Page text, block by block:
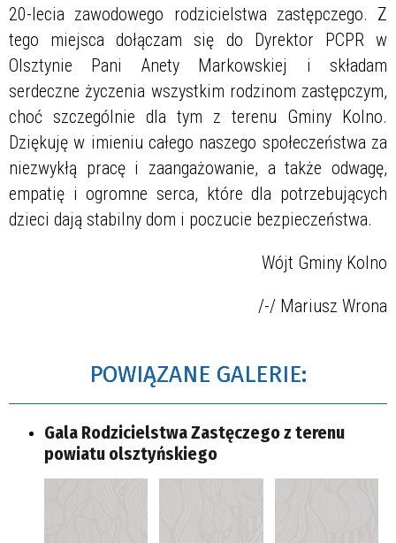
20-lecia zawodowego rodzicielstwa zastępczego. Z
tego miejsca dołączam się do Dyrektor PCPR w
Olsztynie Pani Anety Markowskiej i składam
serdeczne życzenia wszystkim rodzinom zastępczym,
choć szczególnie dla tym z terenu Gminy Kolno.
Dziękuję w imieniu całego naszego społeczeństwa za
niezwykłą pracę i zaangażowanie, a także odwagę,
empatię i ogromne serca, które dla potrzebujących
dzieci dają stabilny dom i poczucie bezpieczeństwa.
Wójt Gminy Kolno
/-/ Mariusz Wrona
POWIĄZANE GALERIE:
Gala Rodzicielstwa Zastęczego z terenu
powiatu olsztyńskiego